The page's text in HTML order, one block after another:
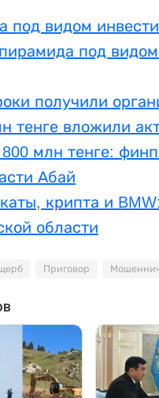
под видом
под
получили
тенге вложили
млн тенге:
Абай
крипта и
области
Приговор